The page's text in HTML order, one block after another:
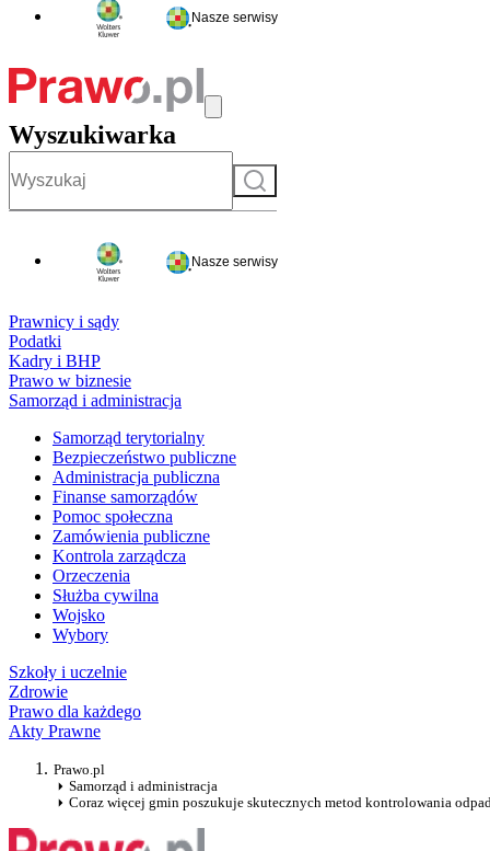
Nasze serwisy
Wyszukiwarka
Szukaj
Nasze serwisy
Prawnicy i sądy
Podatki
Kadry i BHP
Prawo w biznesie
Samorząd i administracja
Samorząd terytorialny
Bezpieczeństwo publiczne
Administracja publiczna
Finanse samorządów
Pomoc społeczna
Zamówienia publiczne
Kontrola zarządcza
Orzeczenia
Służba cywilna
Wojsko
Wybory
Szkoły i uczelnie
Zdrowie
Prawo dla każdego
Akty Prawne
Prawo.pl
Samorząd i administracja
Coraz więcej gmin poszukuje skutecznych metod kontrolowania